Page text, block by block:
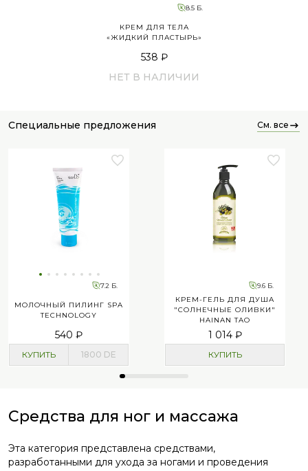
8.5 Б.
КРЕМ ДЛЯ ТЕЛА
«ЖИДКИЙ ПЛАСТЫРЬ»
538 ₽
НЕТ В НАЛИЧИИ
специальные предложения см. все
7.2 Б.
МОЛОЧНЫЙ ПИЛИНГ SPA
TECHNOLOGY
540 ₽
КУПИТЬ 1800 DE
9.6 Б.
КРЕМ-ГЕЛЬ ДЛЯ ДУША
"СОЛНЕЧНЫЕ ОЛИВКИ"
HAINAN TAO
1 014 ₽
КУПИТЬ
Средства для ног и массажа
Эта категория представлена средствами,
разработанными для ухода за ногами и проведения